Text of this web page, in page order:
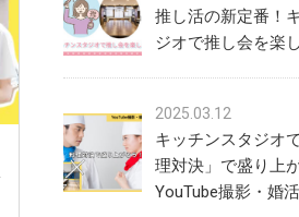
推し活の新定番！
ジオで推し会を楽
2025.03.12
キッチンスタジオ
理対決」で盛り上
YouTube撮影・婚